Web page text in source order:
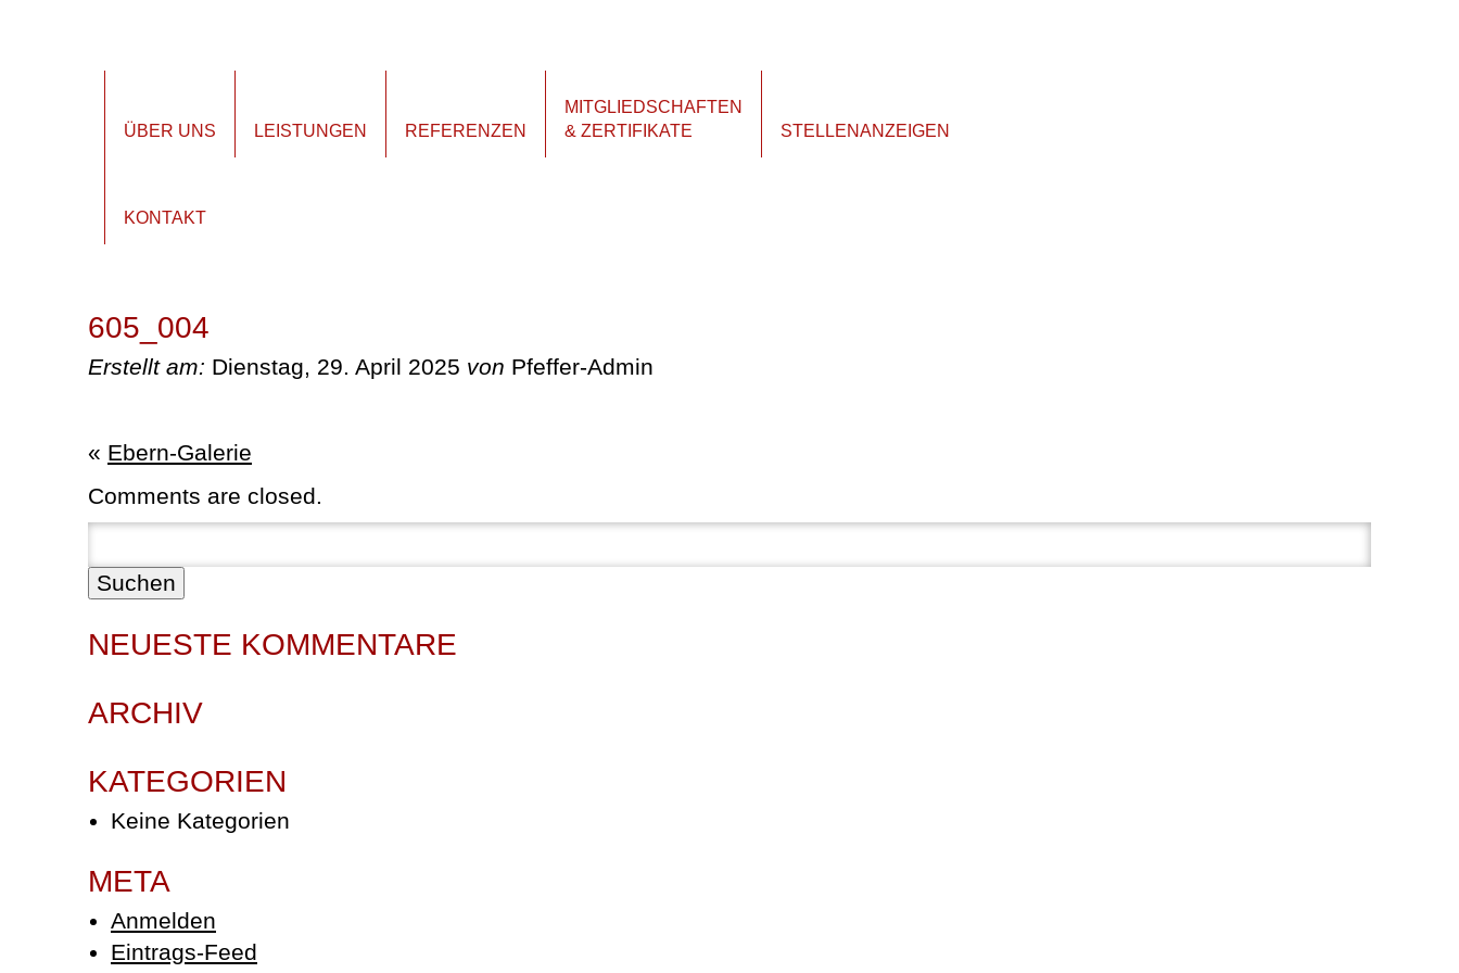
ÜBER UNS LEISTUNGEN REFERENZEN
MITGLIEDSCHAFTEN
& ZERTIFIKATE
STELLENANZEIGEN
KONTAKT
605_004
Erstellt am: Dienstag, 29. April 2025 von Pfeffer-Admin
« Ebern-Galerie
Comments are closed.
NEUESTE KOMMENTARE
ARCHIV
KATEGORIEN
Keine Kategorien
META
Anmelden
Eintrags-Feed